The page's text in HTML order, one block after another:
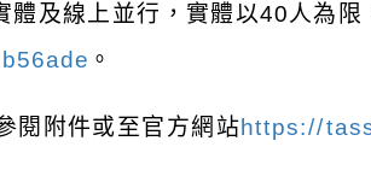
體及線上並行，實體以40人為限
。
閱附件或至官方網站https://